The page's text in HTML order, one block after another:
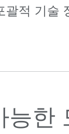
괄적 기술
한